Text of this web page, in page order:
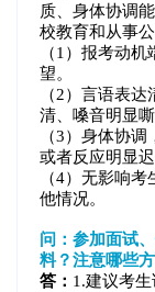
质、身体协调
校教育和从事
（1）报考动
望。
（2）言语表
清、嗓音明显嘶
（3）身体协
或者反应明显迟
（4）无影响
他情况。
问：参加面试
料？注意哪些
答： 1.建议考